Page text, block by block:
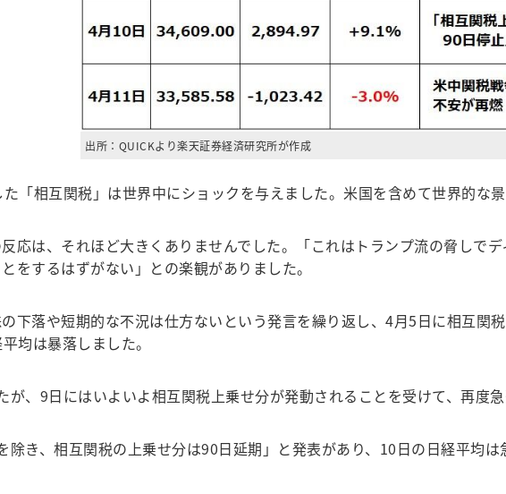
出所：QUICKより楽天証券経済研究所が作成
「相互関税」は世界中にショックを与えました。米国を含めて世界的な
応は、それほど大きくありませんでした。「これはトランプ流の脅しで
をするはずがない」との楽観がありました。
下落や短期的な不況は仕方ないという発言を繰り返し、4月5日に相互関
均は暴落しました。
、9日にはいよいよ相互関税上乗せ分が発動されることを受けて、再度急
き、相互関税の上乗せ分は90日延期」と発表があり、10日の日経平均